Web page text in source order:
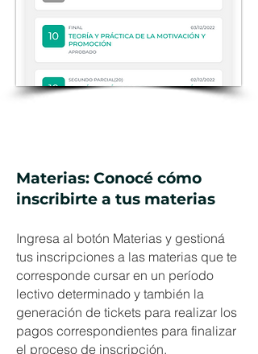
Materias: Conocé cómo
inscribirte a tus materias
Ingresa al botón Materias y gestioná
tus inscripciones a las materias que te
corresponde cursar en un período
lectivo determinado y también la
generación de tickets para realizar los
pagos correspondientes para finalizar
el proceso de inscripción.